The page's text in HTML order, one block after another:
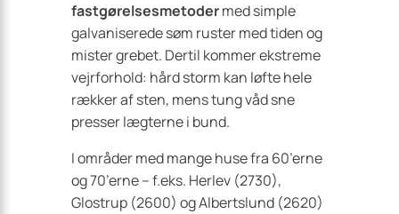
fastgørelsesmetodermed simple
galvaniserede søm ruster med tiden og
mister grebet. Dertil kommer ekstreme
vejrforhold: hård storm kan løfte hele
rækker af sten, mens tung våd sne
presser lægterne i bund.
I områder med mange huse fra 60’erne
og 70’erne – f.eks. Herlev (2730),
Glostrup (2600) og Albertslund (2620)